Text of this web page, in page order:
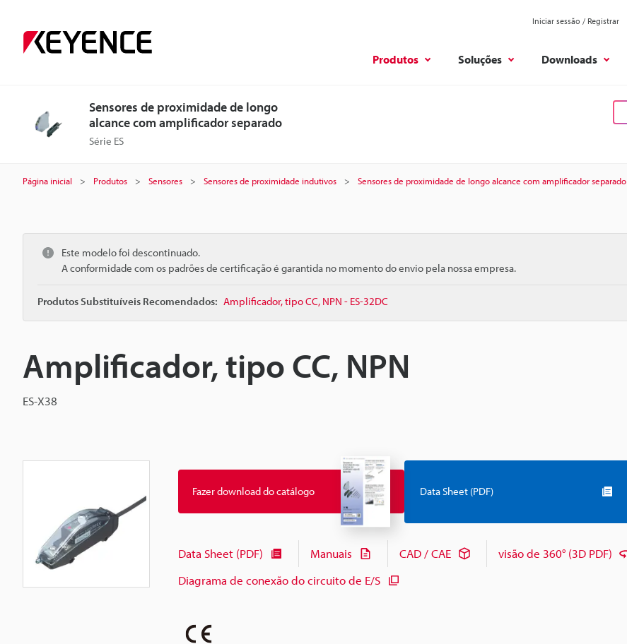
Iniciar sessão / Registrar
Produtos Soluções Downloads
Sensores de proximidade de longo
alcance com amplificador separado
Série ES
Página inicial Produtos Sensores Sensores de proximidade indutivos Sensores de proximidade de longo alcance com amplificador separado
Este modelo foi descontinuado.
A conformidade com os padrões de certificação é garantida no momento do envio pela nossa empresa.
Produtos Substituíveis Recomendados: Amplificador, tipo CC, NPN - ES-32DC
Amplificador, tipo CC, NPN
ES-X38
Fazer download do catálogo Data Sheet (PDF)
Data Sheet (PDF) Manuais CAD / CAE visão de 360° (3D PDF)
Diagrama de conexão do circuito de E/S